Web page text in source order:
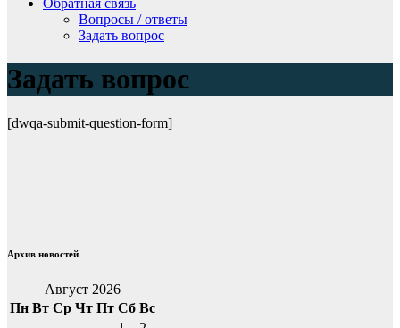
Обратная связь
Вопросы / ответы
Задать вопрос
Задать вопрос
[dwqa-submit-question-form]
Архив новостей
Август 2026
Пн Вт Ср Чт Пт Сб Вс